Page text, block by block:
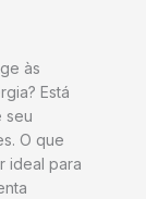
às
Está
seu
O que
ideal para